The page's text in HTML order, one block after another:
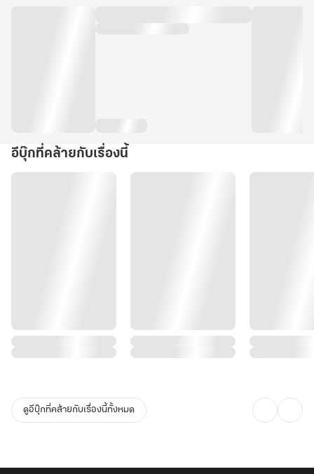
อีบุ๊กที่คล้ายกับเรื่องนี้
ดูอีบุ๊กที่คล้ายกับเรื่องนี้ทั้งหมด